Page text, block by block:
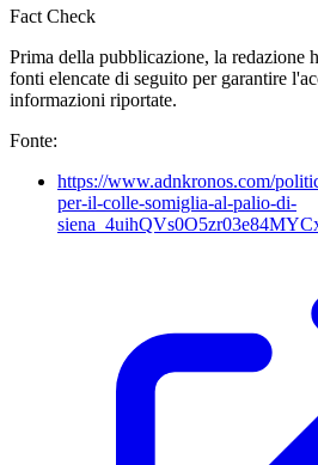
Fact Check
Prima della pubblicazione, la redazione
fonti elencate di seguito per garantire
informazioni riportate.
Fonte:
https://www.adnkronos.com/
per-il-colle-somiglia-al-palio-di-